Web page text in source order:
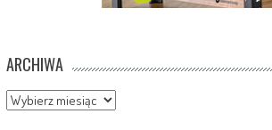
ARCHIWA
Archiwa